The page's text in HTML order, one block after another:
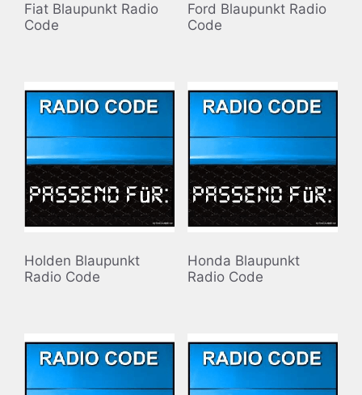
Fiat Blaupunkt Radio
Code
Ford Blaupunkt Radio
Code
Holden Blaupunkt
Radio Code
Honda Blaupunkt
Radio Code